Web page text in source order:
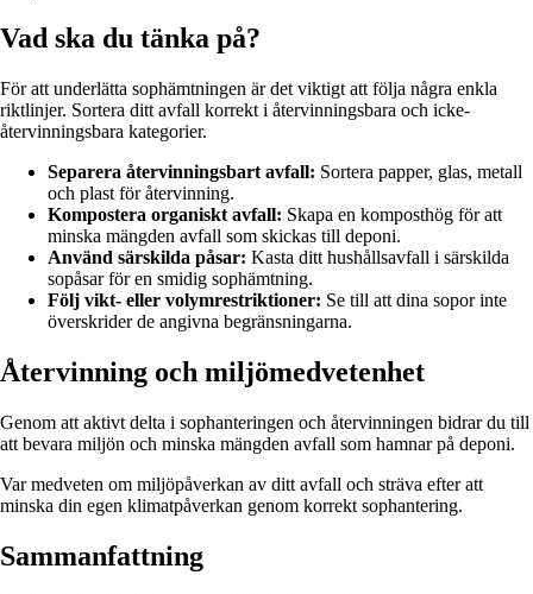
Vad ska du tänka på?
För att underlätta sophämtningen är det viktigt att följa några enkla
riktlinjer. Sortera ditt avfall korrekt i återvinningsbara och icke-
återvinningsbara kategorier.
Separera återvinningsbart avfall: Sortera papper, glas, metall
och plast för återvinning.
Kompostera organiskt avfall: Skapa en komposthög för att
minska mängden avfall som skickas till deponi.
Använd särskilda påsar: Kasta ditt hushållsavfall i särskilda
sopåsar för en smidig sophämtning.
Följ vikt- eller volymrestriktioner: Se till att dina sopor inte
överskrider de angivna begränsningarna.
Återvinning och miljömedvetenhet
Genom att aktivt delta i sophanteringen och återvinningen bidrar du till
att bevara miljön och minska mängden avfall som hamnar på deponi.
Var medveten om miljöpåverkan av ditt avfall och sträva efter att
minska din egen klimatpåverkan genom korrekt sophantering.
Sammanfattning